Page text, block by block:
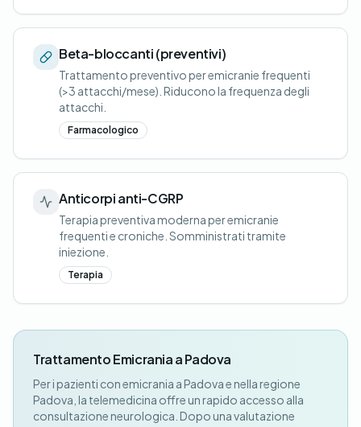
Beta-bloccanti (preventivi)
Trattamento preventivo per emicranie frequenti
(>3 attacchi/mese). Riducono la frequenza degli
attacchi.
Farmacologico
Anticorpi anti-CGRP
Terapia preventiva moderna per emicranie
frequenti e croniche. Somministrati tramite
iniezione.
Terapia
Trattamento Emicrania a Padova
Per i pazienti con emicrania a Padova e nella regione
Padova, la telemedicina offre un rapido accesso alla
consultazione neurologica. Dopo una valutazione